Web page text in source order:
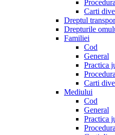
Carti
Dreptul
Drepturile
Familiei
Cod
General
Practica
Carti
Mediului
Cod
General
Practica